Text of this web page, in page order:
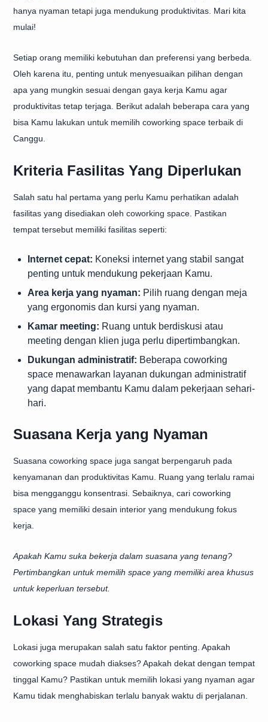
hanya nyaman tetapi juga mendukung produktivitas. Mari kita
mulai!
Setiap orang memiliki kebutuhan dan preferensi yang berbeda.
Oleh karena itu, penting untuk menyesuaikan pilihan dengan
apa yang mungkin sesuai dengan gaya kerja Kamu agar
produktivitas tetap terjaga. Berikut adalah beberapa cara yang
bisa Kamu lakukan untuk memilih coworking space terbaik di
Canggu.
Kriteria Fasilitas Yang Diperlukan
Salah satu hal pertama yang perlu Kamu perhatikan adalah
fasilitas yang disediakan oleh coworking space. Pastikan
tempat tersebut memiliki fasilitas seperti:
Internet cepat: Koneksi internet yang stabil sangat
penting untuk mendukung pekerjaan Kamu.
Area kerja yang nyaman: Pilih ruang dengan meja
yang ergonomis dan kursi yang nyaman.
Kamar meeting: Ruang untuk berdiskusi atau
meeting dengan klien juga perlu dipertimbangkan.
Dukungan administratif: Beberapa coworking
space menawarkan layanan dukungan administratif
yang dapat membantu Kamu dalam pekerjaan sehari-
hari.
Suasana Kerja yang Nyaman
Suasana coworking space juga sangat berpengaruh pada
kenyamanan dan produktivitas Kamu. Ruang yang terlalu ramai
bisa mengganggu konsentrasi. Sebaiknya, cari coworking
space yang memiliki desain interior yang mendukung fokus
kerja.
Apakah Kamu suka bekerja dalam suasana yang tenang?
Pertimbangkan untuk memilih space yang memiliki area khusus
untuk keperluan tersebut.
Lokasi Yang Strategis
Lokasi juga merupakan salah satu faktor penting. Apakah
coworking space mudah diakses? Apakah dekat dengan tempat
tinggal Kamu? Pastikan untuk memilih lokasi yang nyaman agar
Kamu tidak menghabiskan terlalu banyak waktu di perjalanan.